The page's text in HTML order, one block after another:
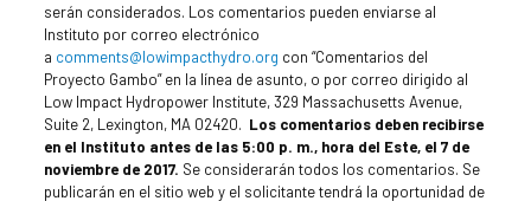
serán considerados. Los comentarios pueden enviarse al
Instituto por correo electrónico
a comments@lowimpacthydro.org con “Comentarios del
Proyecto Gambo” en la línea de asunto, o por correo dirigido al
Low Impact Hydropower Institute, 329 Massachusetts Avenue,
Suite 2, Lexington, MA 02420. Los comentarios deben recibirse
en el Instituto antes de las 5:00 p. m., hora del Este, el 7 de
noviembre de 2017. Se considerarán todos los comentarios. Se
publicarán en el sitio web y el solicitante tendrá la oportunidad de